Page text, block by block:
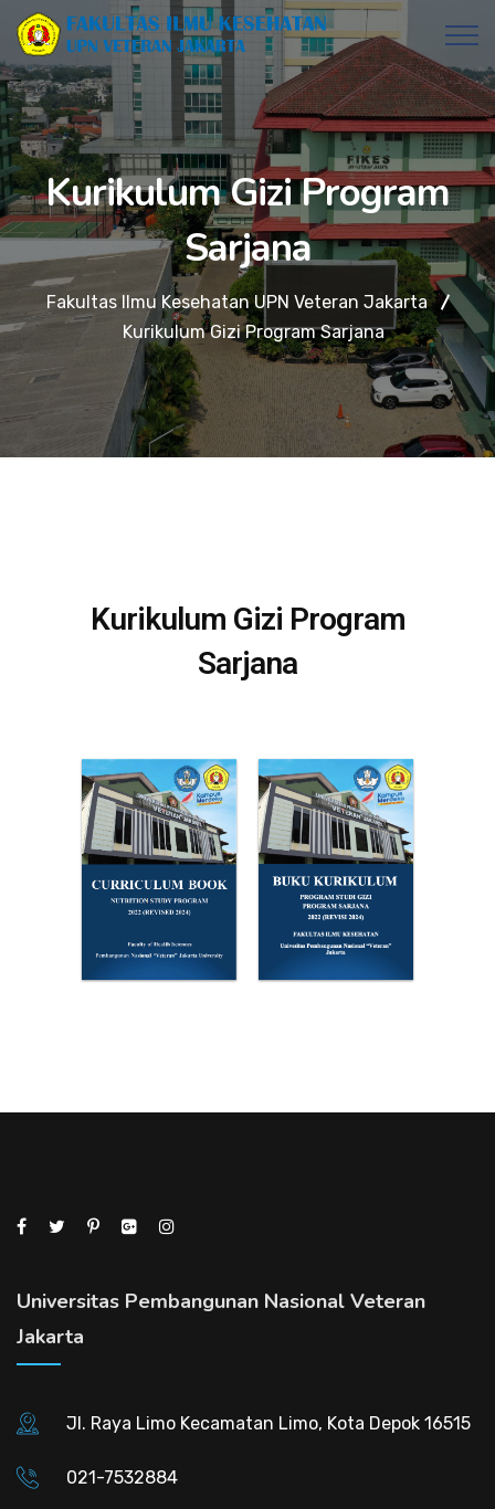
Kurikulum Gizi Program
Sarjana
Fakultas Ilmu Kesehatan UPN Veteran Jakarta
Kurikulum Gizi Program Sarjana
Kurikulum Gizi Program
Sarjana
Universitas Pembangunan Nasional Veteran
Jakarta
Jl. Raya Limo Kecamatan Limo, Kota Depok 16515
021-7532884